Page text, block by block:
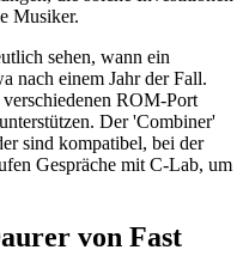
Musiker.
sehen, wann ein
nach einem Jahr der Fall.
ROM-Port
Der 'Combiner'
sind kompatibel, bei der
Gespräche mit C-Lab, um
von Fast